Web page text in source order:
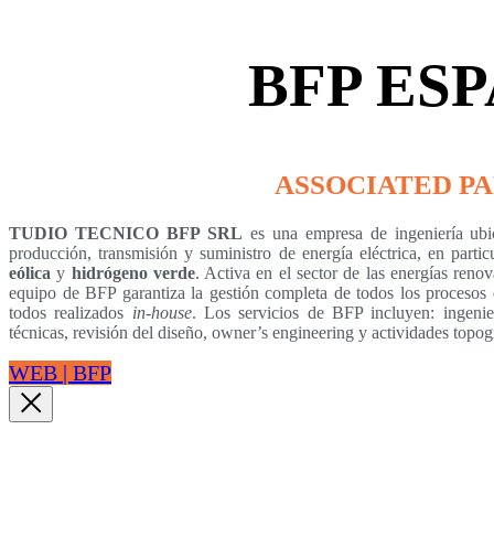
BFP
ASSOCIATED
TUDIO TECNICO BFP SRL es una empresa de ingeniería
producción, transmisión y suministro de energía eléctrica, en
eólica y hidrógeno verde. Activa en el sector de las energías
equipo de BFP garantiza la gestión completa de todos los
todos realizados in-house. Los servicios de BFP incluyen:
técnicas, revisión del diseño, owner’s engineering y actividades
WEB | BFP